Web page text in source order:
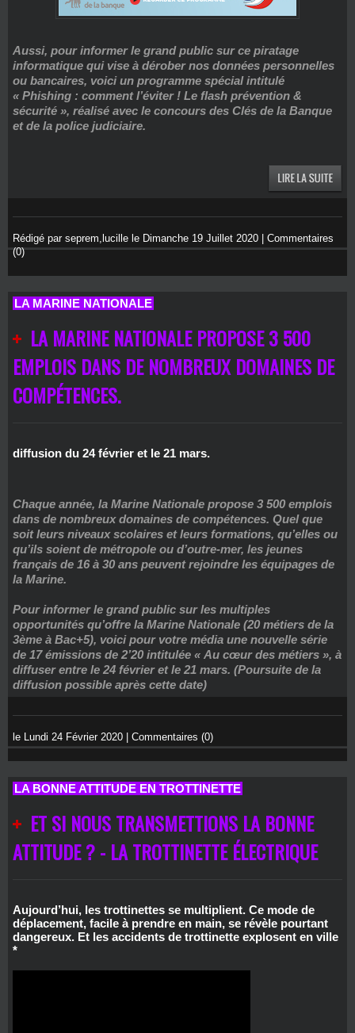
Aussi, pour informer le grand public sur ce piratage
informatique qui vise à dérober nos données personnelles
ou bancaires, voici un programme spécial intitulé
« Phishing : comment l’éviter ! Le flash prévention &
sécurité », réalisé avec le concours des Clés de la Banque
et de la police judiciaire.
Rédigé par seprem,lucille le Dimanche 19 Juillet 2020 | Commentaires
(0)
LA MARINE NATIONALE
LA MARINE NATIONALE PROPOSE 3 500
EMPLOIS DANS DE NOMBREUX DOMAINES DE
COMPÉTENCES.
diffusion du 24 février et le 21 mars.
Chaque année, la Marine Nationale propose 3 500 emplois
dans de nombreux domaines de compétences. Quel que
soit leurs niveaux scolaires et leurs formations, qu’elles ou
qu’ils soient de métropole ou d’outre-mer, les jeunes
français de 16 à 30 ans peuvent rejoindre les équipages de
la Marine.
Pour informer le grand public sur les multiples
opportunités qu’offre la Marine Nationale (20 métiers de la
3ème à Bac+5), voici pour votre média une nouvelle série
de 17 émissions de 2’20 intitulée « Au cœur des métiers », à
diffuser entre le 24 février et le 21 mars. (Poursuite de la
diffusion possible après cette date)
le Lundi 24 Février 2020 | Commentaires (0)
LA BONNE ATTITUDE EN TROTTINETTE
ET SI NOUS TRANSMETTIONS LA BONNE
ATTITUDE ? - LA TROTTINETTE ÉLECTRIQUE
Aujourd’hui, les trottinettes se multiplient. Ce mode de
déplacement, facile à prendre en main, se révèle pourtant
dangereux. Et les accidents de trottinette explosent en ville
*